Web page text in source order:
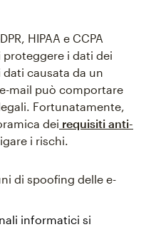
HIPAA e CCPA
i dati dei
causata da un
mail può comportare
Fortunatamente,
dei requisiti anti-
i rischi.
di spoofing delle e-
informatici si